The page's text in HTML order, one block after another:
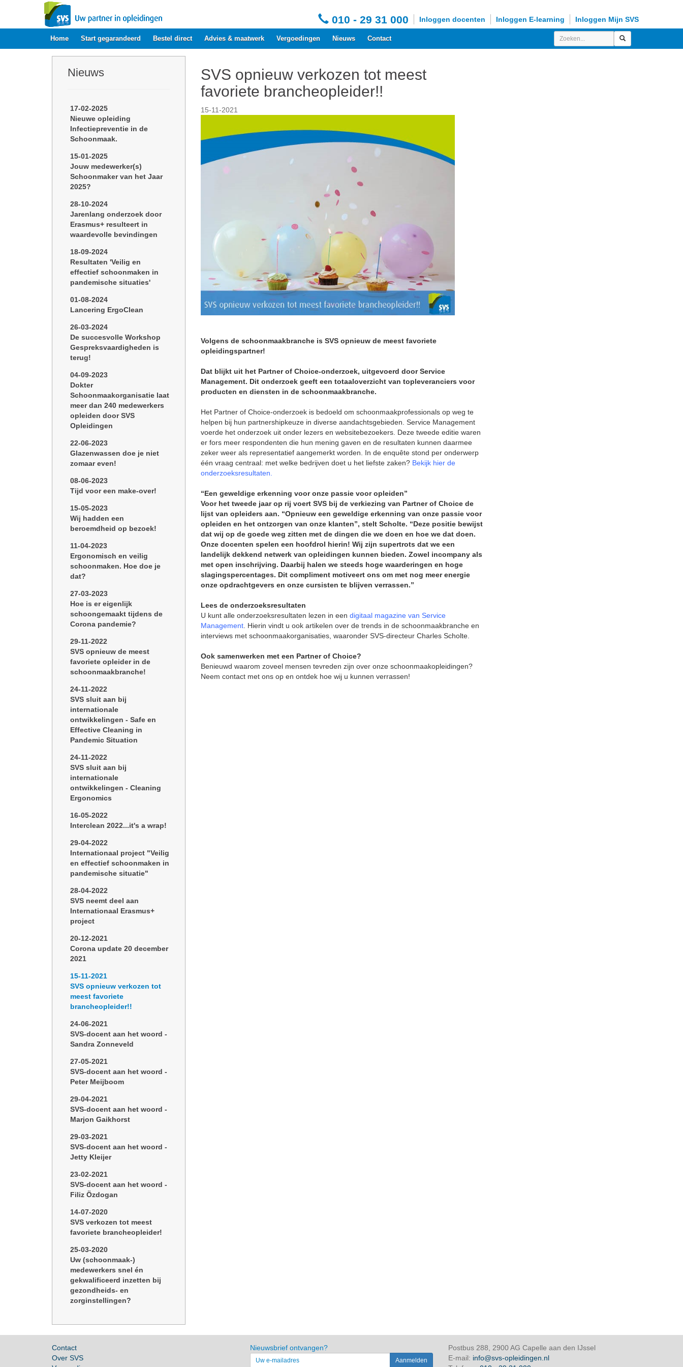
010 - 29 31 000 Inloggen docenten Inloggen E-learning Inloggen Mijn SVS
Home Start gegarandeerd Bestel direct Advies & maatwerk Vergoedingen Nieuws Contact
Nieuws
17-02-2025
Nieuwe opleiding
Infectiepreventie in de
Schoonmaak.
15-01-2025
Jouw medewerker(s)
Schoonmaker van het Jaar
2025?
28-10-2024
Jarenlang onderzoek door
Erasmus+ resulteert in
waardevolle bevindingen
18-09-2024
Resultaten 'Veilig en
effectief schoonmaken in
pandemische situaties'
01-08-2024
Lancering ErgoClean
26-03-2024
De succesvolle Workshop
Gespreksvaardigheden is
terug!
04-09-2023
Dokter
Schoonmaakorganisatie laat
meer dan 240 medewerkers
opleiden door SVS
Opleidingen
22-06-2023
Glazenwassen doe je niet
zomaar even!
08-06-2023
Tijd voor een make-over!
15-05-2023
Wij hadden een
beroemdheid op bezoek!
11-04-2023
Ergonomisch en veilig
schoonmaken. Hoe doe je
dat?
27-03-2023
Hoe is er eigenlijk
schoongemaakt tijdens de
Corona pandemie?
29-11-2022
SVS opnieuw de meest
favoriete opleider in de
schoonmaakbranche!
24-11-2022
SVS sluit aan bij
internationale
ontwikkelingen - Safe en
Effective Cleaning in
Pandemic Situation
24-11-2022
SVS sluit aan bij
internationale
ontwikkelingen - Cleaning
Ergonomics
16-05-2022
Interclean 2022...it's a wrap!
29-04-2022
Internationaal project "Veilig
en effectief schoonmaken in
pandemische situatie"
28-04-2022
SVS neemt deel aan
Internationaal Erasmus+
project
20-12-2021
Corona update 20 december
2021
15-11-2021
SVS opnieuw verkozen tot
meest favoriete
brancheopleider!!
24-06-2021
SVS-docent aan het woord -
Sandra Zonneveld
27-05-2021
SVS-docent aan het woord -
Peter Meijboom
29-04-2021
SVS-docent aan het woord -
Marjon Gaikhorst
29-03-2021
SVS-docent aan het woord -
Jetty Kleijer
23-02-2021
SVS-docent aan het woord -
Filiz Özdogan
14-07-2020
SVS verkozen tot meest
favoriete brancheopleider!
25-03-2020
Uw (schoonmaak-)
medewerkers snel én
gekwalificeerd inzetten bij
gezondheids- en
zorginstellingen?
SVS opnieuw verkozen tot meest
favoriete brancheopleider!!
15-11-2021
Volgens de schoonmaakbranche is SVS opnieuw de meest favoriete
opleidingspartner!
Dat blijkt uit het Partner of Choice-onderzoek, uitgevoerd door Service
Management. Dit onderzoek geeft een totaaloverzicht van topleveranciers voor
producten en diensten in de schoonmaakbranche.
Het Partner of Choice-onderzoek is bedoeld om schoonmaakprofessionals op weg te
helpen bij hun partnershipkeuze in diverse aandachtsgebieden. Service Management
voerde het onderzoek uit onder lezers en websitebezoekers. Deze tweede editie waren
er fors meer respondenten die hun mening gaven en de resultaten kunnen daarmee
zeker weer als representatief aangemerkt worden. In de enquête stond per onderwerp
één vraag centraal: met welke bedrijven doet u het liefste zaken? Bekijk hier de
onderzoeksresultaten
“Een geweldige erkenning voor onze passie voor opleiden”
Voor het tweede jaar op rij voert SVS bij de verkiezing van Partner of Choice de
lijst van opleiders aan. “Opnieuw een geweldige erkenning van onze passie voor
opleiden en het ontzorgen van onze klanten”, stelt Scholte. “Deze positie bewijst
dat wij op de goede weg zitten met de dingen die we doen en hoe we dat doen.
Onze docenten spelen een hoofdrol hierin! Wij zijn supertrots dat we een
landelijk dekkend netwerk van opleidingen kunnen bieden. Zowel incompany als
met open inschrijving. Daarbij halen we steeds hoge waarderingen en hoge
slagingspercentages. Dit compliment motiveert ons om met nog meer energie
onze opdrachtgevers en onze cursisten te blijven verrassen.”
Lees de onderzoeksresultaten
U kunt alle onderzoeksresultaten lezen in een digitaal magazine van Service
Management. Hierin vindt u ook artikelen over de trends in de schoonmaakbranche en
interviews met schoonmaakorganisaties, waaronder SVS-directeur Charles Scholte.
Ook samenwerken met een Partner of Choice?
Benieuwd waarom zoveel mensen tevreden zijn over onze schoonmaakopleidingen?
Neem contact met ons op en ontdek hoe wij u kunnen verrassen!
Contact
Over SVS
Nieuwsbrief ontvangen?
Postbus 288, 2900 AG Capelle aan den IJssel
E-mail: info@svs-opleidingen.nl